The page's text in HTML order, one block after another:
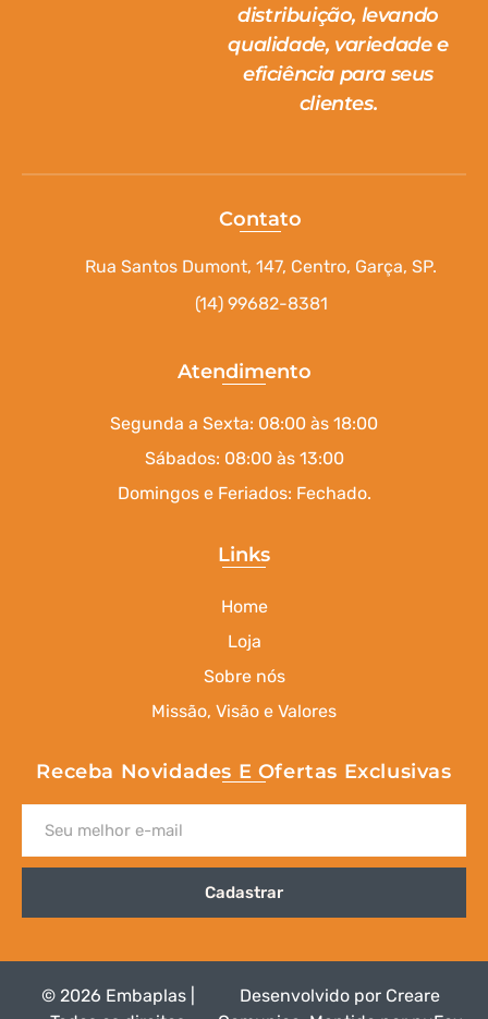
distribuição, levando
qualidade, variedade e
eficiência para seus
clientes.
Contato
Rua Santos Dumont, 147, Centro, Garça, SP.
(14) 99682-8381
Atendimento
Segunda a Sexta: 08:00 às 18:00
Sábados: 08:00 às 13:00
Domingos e Feriados: Fechado.
Links
Home
Loja
Sobre nós
Missão, Visão e Valores
Receba Novidades E Ofertas Exclusivas
Cadastrar
© 2026 Embaplas |
Desenvolvido por Creare